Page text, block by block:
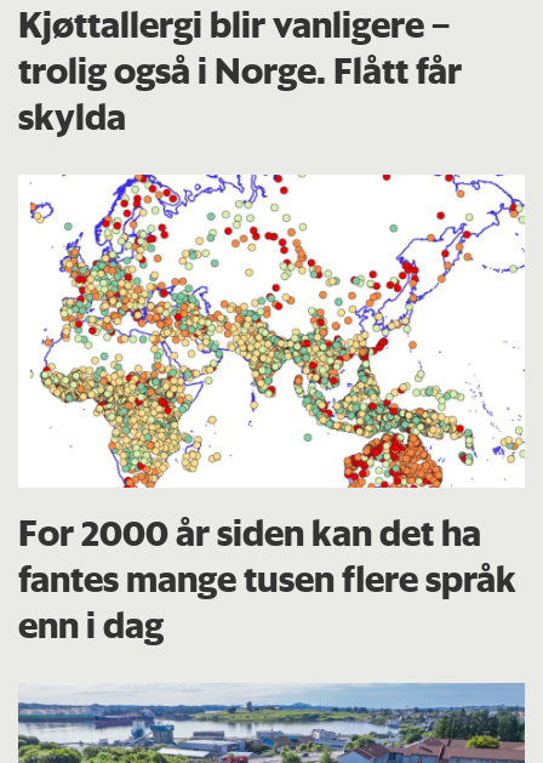
Kjøttallergi blir vanligere –
trolig også i Norge. Flått får
skylda
For 2000 år siden kan det ha
fantes mange tusen flere språk
enn i dag